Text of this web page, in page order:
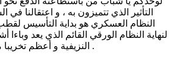
التأثير الذي تتميزون به ، و اعتقالنا
النظام العسكري هو بداية التأسيس
لنهاية النظام الورقي القائم الذي يعد
النزيفية و أعظم تخريبا من السيل في بلد ينزف .